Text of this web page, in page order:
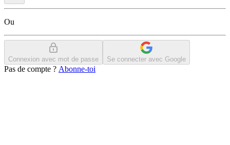
Ou
Connexion avec mot de passe Se connecter avec Google
Pas de compte ? Abonne-toi